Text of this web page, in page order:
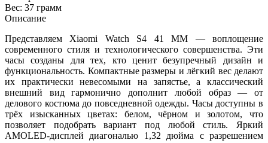
Вес: 37 грамм
Описание
Представляем Xiaomi Watch S4 41 MM — воплощение
современного стиля и технологического совершенства. Эти
часы созданы для тех, кто ценит безупречный дизайн и
функциональность. Компактные размеры и лёгкий вес делают
их практически невесомыми на запястье, а классический
внешний вид гармонично дополнит любой образ — от
делового костюма до повседневной одежды. Часы доступны в
трёх изысканных цветах: белом, чёрном и золотом, что
позволяет подобрать вариант под любой стиль. Яркий
AMOLED-дисплей диагональю 1,32 дюйма с разрешением